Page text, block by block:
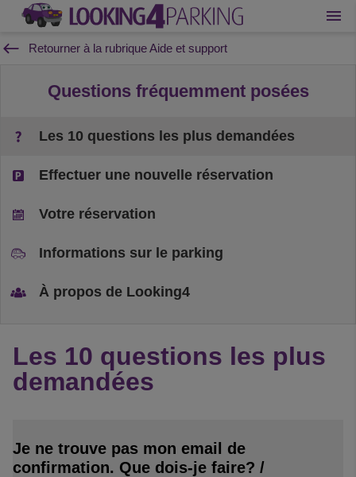
Retourner à la rubrique Aide et support
Questions fréquemment posées
Les 10 questions les plus demandées
Effectuer une nouvelle réservation
Votre réservation
Informations sur le parking
À propos de Looking4
Les 10 questions les plus
demandées
Je ne trouve pas mon email de
confirmation. Que dois-je faire? /